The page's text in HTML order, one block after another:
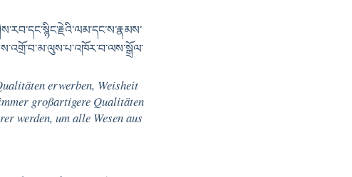
erwerben, Weisheit
großartigere Qualitäten
werden, um alle Wesen aus